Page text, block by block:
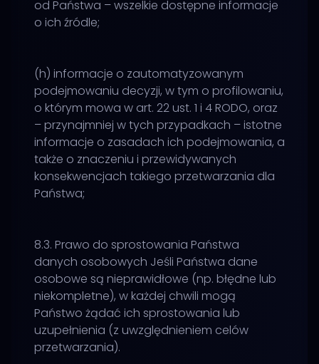
od Państwa – wszelkie dostępne informacje
o ich źródle;
(h) informacje o zautomatyzowanym
podejmowaniu decyzji, w tym o profilowaniu,
o którym mowa w art. 22 ust. 1 i 4 RODO, oraz
– przynajmniej w tych przypadkach – istotne
informacje o zasadach ich podejmowania, a
także o znaczeniu i przewidywanych
konsekwencjach takiego przetwarzania dla
Państwa;
8.3. Prawo do sprostowania Państwa
danych osobowych Jeśli Państwa dane
osobowe są nieprawidłowe (np. błędne lub
niekompletne), w każdej chwili mogą
Państwo żądać ich sprostowania lub
uzupełnienia (z uwzględnieniem celów
przetwarzania).